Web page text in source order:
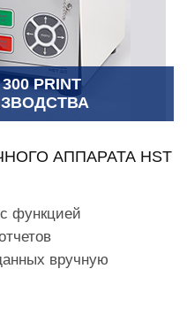
PRINT
АППАРАТА HST
с функцией
вручную